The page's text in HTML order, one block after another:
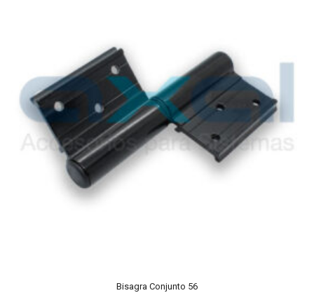
Bisagra Conjunto 56